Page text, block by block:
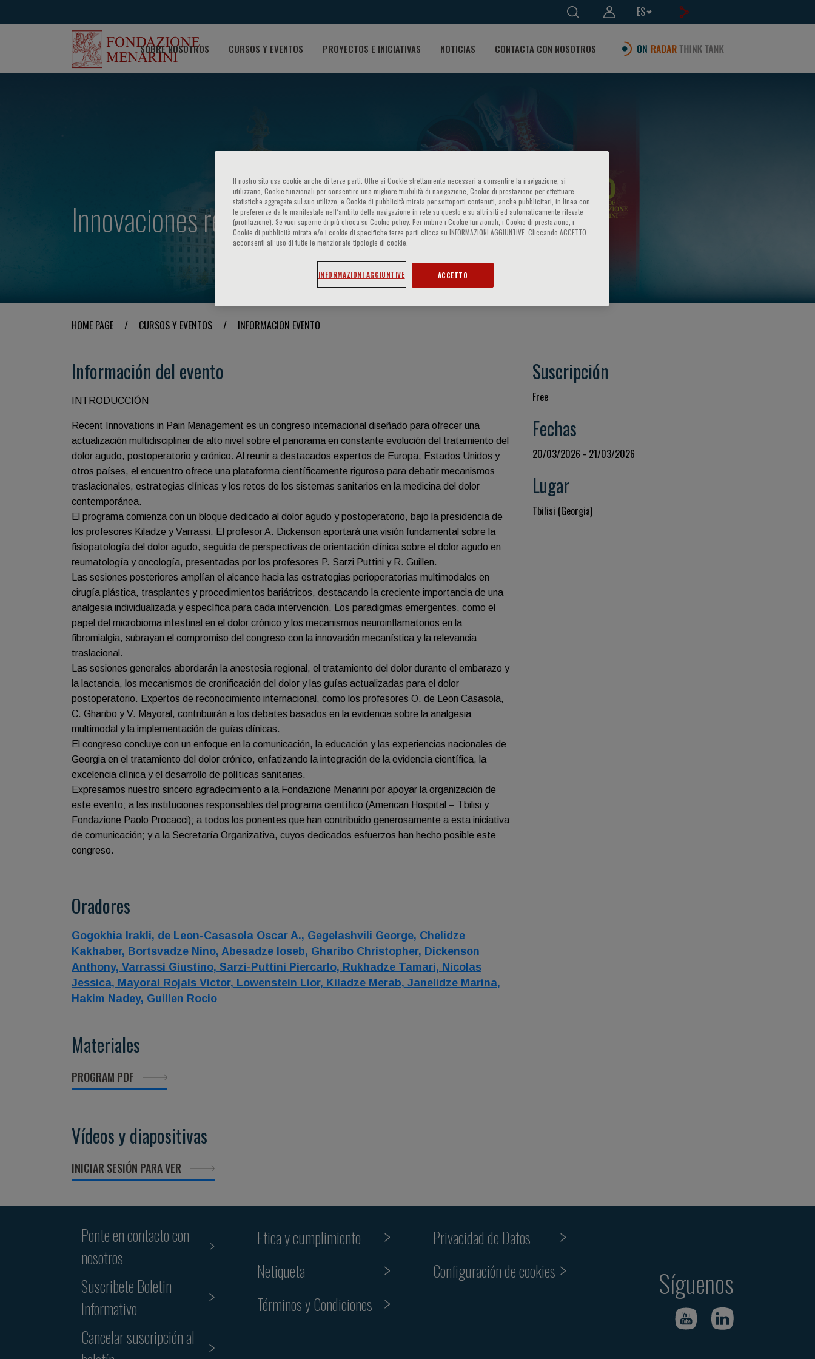
ES
SOBRE NOSOTROS CURSOS Y EVENTOS PROYECTOS E INICIATIVAS NOTICIAS CONTACTA CON NOSOTROS
Innovaciones recientes en el tratamiento del dolor
HOME PAGE / CURSOS Y EVENTOS / INFORMACION EVENTO
Información del evento
INTRODUCCIÓN
Recent Innovations in Pain Management es un congreso internacional diseñado para ofrecer una
actualización multidisciplinar de alto nivel sobre el panorama en constante evolución del tratamiento del
dolor agudo, postoperatorio y crónico. Al reunir a destacados expertos de Europa, Estados Unidos y
otros países, el encuentro ofrece una plataforma científicamente rigurosa para debatir mecanismos
traslacionales, estrategias clínicas y los retos de los sistemas sanitarios en la medicina del dolor
contemporánea.
El programa comienza con un bloque dedicado al dolor agudo y postoperatorio, bajo la presidencia de
los profesores Kiladze y Varrassi. El profesor A. Dickenson aportará una visión fundamental sobre la
fisiopatología del dolor agudo, seguida de perspectivas de orientación clínica sobre el dolor agudo en
reumatología y oncología, presentadas por los profesores P. Sarzi Puttini y R. Guillen.
Las sesiones posteriores amplían el alcance hacia las estrategias perioperatorias multimodales en
cirugía plástica, trasplantes y procedimientos bariátricos, destacando la creciente importancia de una
analgesia individualizada y específica para cada intervención. Los paradigmas emergentes, como el
papel del microbioma intestinal en el dolor crónico y los mecanismos neuroinflamatorios en la
fibromialgia, subrayan el compromiso del congreso con la innovación mecanística y la relevancia
traslacional.
Las sesiones generales abordarán la anestesia regional, el tratamiento del dolor durante el embarazo y
la lactancia, los mecanismos de cronificación del dolor y las guías actualizadas para el dolor
postoperatorio. Expertos de reconocimiento internacional, como los profesores O. de Leon Casasola,
C. Gharibo y V. Mayoral, contribuirán a los debates basados en la evidencia sobre la analgesia
multimodal y la implementación de guías clínicas.
El congreso concluye con un enfoque en la comunicación, la educación y las experiencias nacionales de
Georgia en el tratamiento del dolor crónico, enfatizando la integración de la evidencia científica, la
excelencia clínica y el desarrollo de políticas sanitarias.
Expresamos nuestro sincero agradecimiento a la Fondazione Menarini por apoyar la organización de
este evento; a las instituciones responsables del programa científico (American Hospital – Tbilisi y
Fondazione Paolo Procacci); a todos los ponentes que han contribuido generosamente a esta iniciativa
de comunicación; y a la Secretaría Organizativa, cuyos dedicados esfuerzos han hecho posible este
congreso.
Oradores
Gogokhia Irakli, de Leon-Casasola Oscar A., Gegelashvili George, Chelidze
Kakhaber, Bortsvadze Nino, Abesadze Ioseb, Gharibo Christopher, Dickenson
Anthony, Varrassi Giustino, Sarzi-Puttini Piercarlo, Rukhadze Tamari, Nicolas
Jessica, Mayoral Rojals Victor, Lowenstein Lior, Kiladze Merab, Janelidze Marina,
Hakim Nadey, Guillen Rocio
Materiales
PROGRAM PDF
Vídeos y diapositivas
INICIAR SESIÓN PARA VER
Suscripción
Free
Fechas
20/03/2026 - 21/03/2026
Lugar
Tbilisi (Georgia)
Ponte en contacto con
nosotros
Suscribete Boletin
Informativo
Cancelar suscripción al
Etica y cumplimiento
Netiqueta
Términos y Condiciones
Privacidad de Datos
Configuración de cookies
Síguenos
Il nostro sito usa cookie anche di terze parti. Oltre ai Cookie strettamente necessari a consentire la navigazione, si
utilizzano, Cookie funzionali per consentire una migliore fruibilità di navigazione, Cookie di prestazione per effettuare
statistiche aggregate sul suo utilizzo, e Cookie di pubblicità mirata per sottoporti contenuti, anche pubblicitari, in linea con
le preferenze da te manifestate nell‘ambito della navigazione in rete su questo e su altri siti ed automaticamente rilevate
(profilazione). Se vuoi saperne di più clicca su Cookie policy. Per inibire i Cookie funzionali, i Cookie di prestazione, i
Cookie di pubblicità mirata e/o i cookie di specifiche terze parti clicca su INFORMAZIONI AGGIUNTIVE. Cliccando ACCETTO
acconsenti all’uso di tutte le menzionate tipologie di cookie.
INFORMAZIONI AGGIUNTIVE ACCETTO